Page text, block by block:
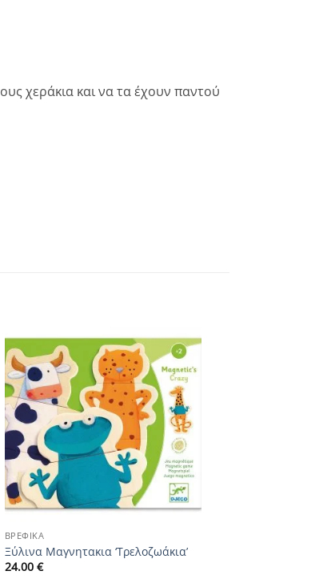
χεράκια και να τα έχουν παντού
Add to
wishlist
+
ΒΡΕΦΙΚΆ
Ξύλινα Μαγνητακια ‘Τρελοζωάκια’
24.00 €